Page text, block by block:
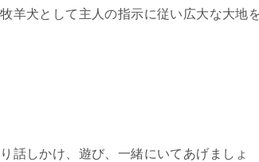
羊犬として主人の指示に従い広大な大地
話しかけ、遊び、一緒にいてあげましょ